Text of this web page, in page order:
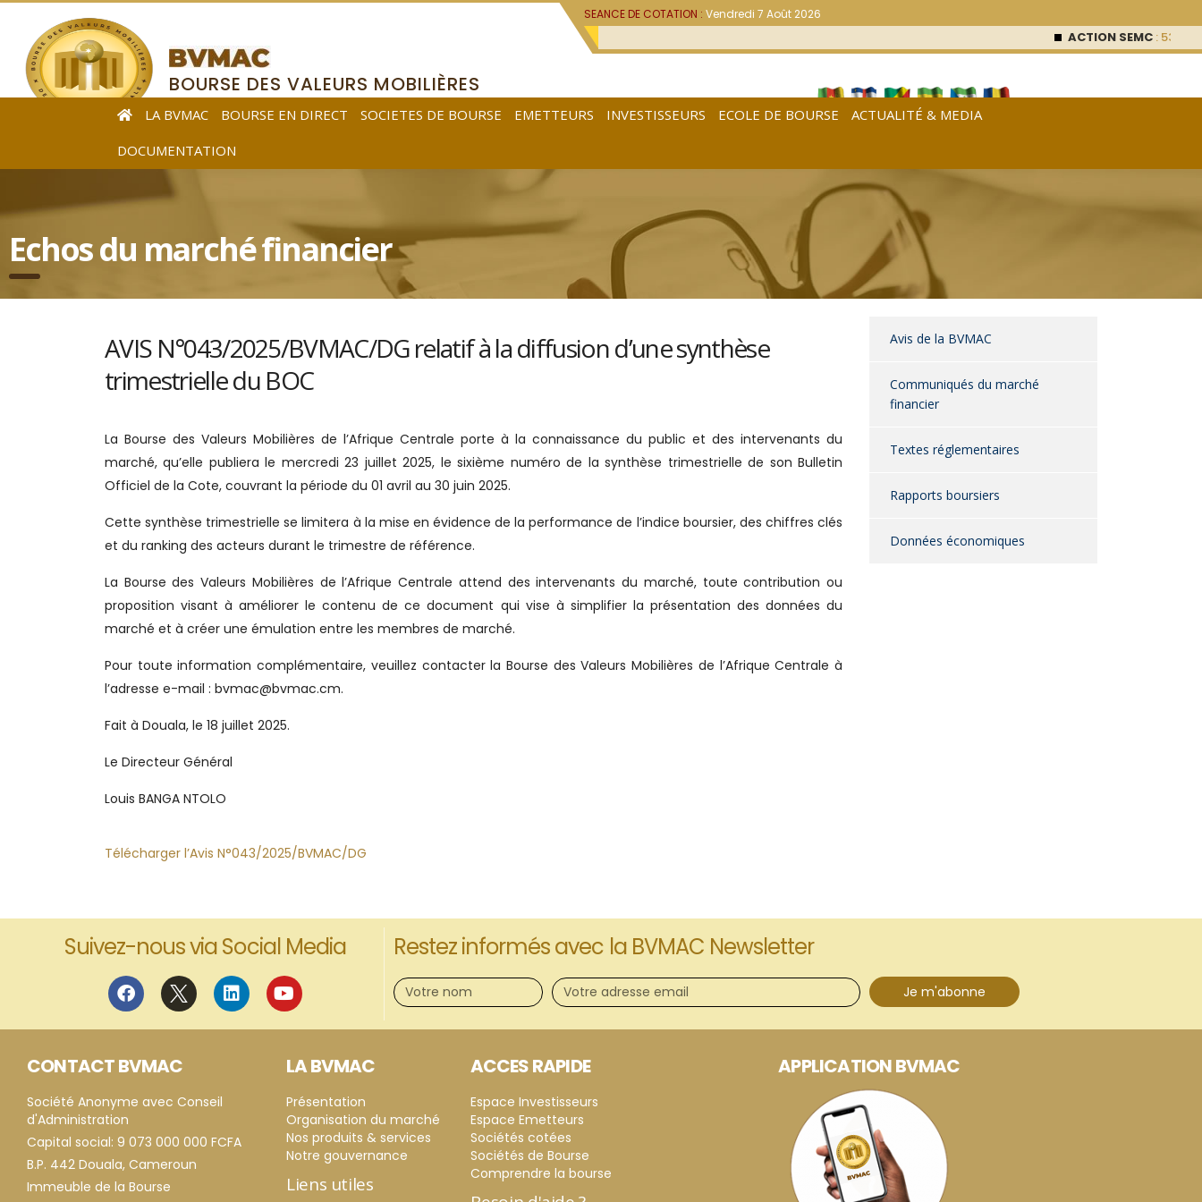
SEANCE DE COTATION :Vendredi 7 Août 2026
ACTION SEMC: 53 000FCFA
BOURSE DES VALEURS MOBILIÈRES
DE L’AFRIQUE CENTRALE
LA BVMAC BOURSE EN DIRECT SOCIETES DE BOURSE EMETTEURS INVESTISSEURS ECOLE DE BOURSE
ACTUALITÉ & MEDIA
DOCUMENTATION
Echos du marché financier
AVIS N°043/2025/BVMAC/DG relatif à la diffusion d’une synthèse
trimestrielle du BOC
La Bourse des Valeurs Mobilières de l’Afrique Centrale porte à la connaissance du public et des intervenants du
marché, qu’elle publiera le mercredi 23 juillet 2025, le sixième numéro de la synthèse trimestrielle de son Bulletin
Officiel de la Cote, couvrant la période du 01 avril au 30 juin 2025.
Cette synthèse trimestrielle se limitera à la mise en évidence de la performance de l’indice boursier, des chiffres clés
et du ranking des acteurs durant le trimestre de référence.
La Bourse des Valeurs Mobilières de l’Afrique Centrale attend des intervenants du marché, toute contribution ou
proposition visant à améliorer le contenu de ce document qui vise à simplifier la présentation des données du
marché et à créer une émulation entre les membres de marché.
Pour toute information complémentaire, veuillez contacter la Bourse des Valeurs Mobilières de l’Afrique Centrale à
l’adresse e-mail : bvmac@bvmac.cm.
Fait à Douala, le 18 juillet 2025.
Le Directeur Général
Louis BANGA NTOLO
Télécharger l’Avis N°043/2025/BVMAC/DG
Avis de la BVMAC
Communiqués du marché
financier
Textes réglementaires
Rapports boursiers
Données économiques
Suivez-nous via Social Media Restez informés avec la BVMAC Newsletter
Je m'abonne
CONTACT BVMAC
Société Anonyme avec Conseil
d'Administration
Capital social: 9 073 000 000 FCFA
B.P. 442 Douala, Cameroun
Immeuble de la Bourse
LA BVMAC
Présentation
Organisation du marché
Nos produits & services
Notre gouvernance
Liens utiles
ACCES RAPIDE
Espace Investisseurs
Espace Emetteurs
Sociétés cotées
Sociétés de Bourse
Comprendre la bourse
APPLICATION BVMAC